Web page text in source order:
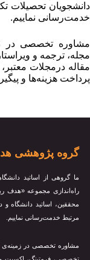
دانشجویان تحصیلات
خدمت‌رسانی نماییم.
مشاوره تخصصی در
مجله، ترجمه و
مقاله درمجلات
پرداخت هزینه‌ها و
گروه پژوهشی
ما گروهی از اساتید
راه‌اندازی مجموعه «هدف
محققین، اساتید دانشگاه
مرتبط خدمت‌رسانی نماییم.
مشاوره تخصصی در زمینه‌ی